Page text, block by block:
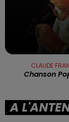
CLAUDE
Chanson
A